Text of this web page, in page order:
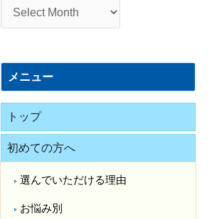
誌
メニュー
トップ
初めての方へ
選んでいただける理由
お悩み別